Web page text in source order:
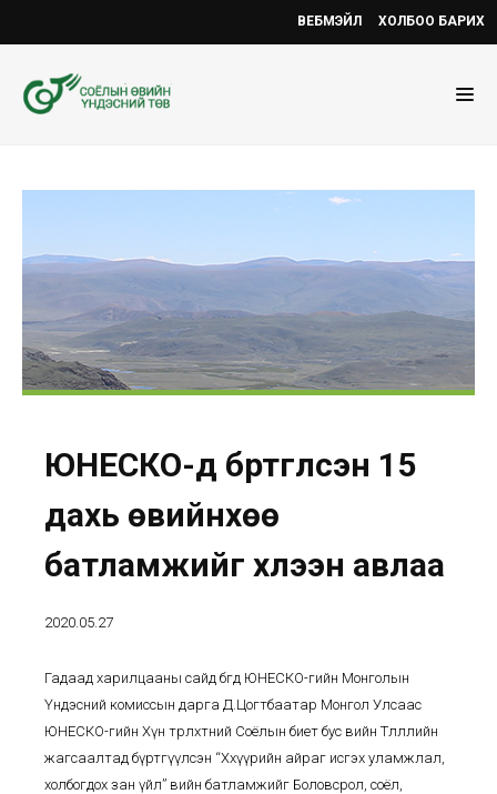
ВЕБМЭЙЛ ХОЛБОО БАРИХ
ЮНЕСКО-д бүртгүүлсэн 15
дахь өвийнхөө
батламжийг хүлээн авлаа
2020.05.27
Гадаад харилцааны сайд бөгөөд ЮНЕСКО-гийн Монголын
Үндэсний комиссын дарга Д.Цогтбаатар Монгол Улсаас
ЮНЕСКО-гийн Хүн төрөлхтний Соёлын биет бус өвийн Төлөөллийн
жагсаалтад бүртгүүлсэн “Хөхүүрийн айраг исгэх уламжлал,
холбогдох зан үйл” өвийн батламжийг Боловсрол, соёл,